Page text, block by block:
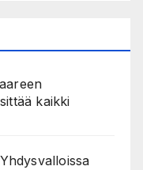
kaikki